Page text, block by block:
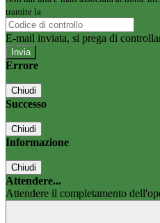
tramite la
E-mail inviata, si prega di
Errore
Chiudi
Successo
Chiudi
Informazione
Chiudi
Attendere...
Attendere il completamento